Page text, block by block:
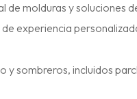
molduras y soluciones
experiencia
sombreros, incluidos